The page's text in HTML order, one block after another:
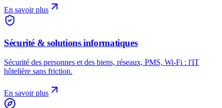
En savoir plus
Sécurité & solutions informatiques
Sécurité des personnes et des biens, réseaux, PMS, Wi-Fi : l'IT
hôtelière sans friction.
En savoir plus